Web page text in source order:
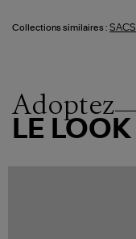
Collections similaires : SACS
Adoptez
LE LOOK